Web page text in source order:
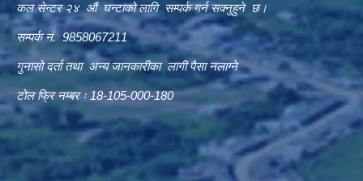
कल सेन्टर २४ औं घन्टाको लागि सम्पर्क गर्न सक्नुहुने छ।
सम्पर्क नं. 9858067211
गुनासो दर्ता तथा अन्य जानकारीका लागी पैसा नलाग्ने
टोल फ्रि नम्बर ः 18-105-000-180